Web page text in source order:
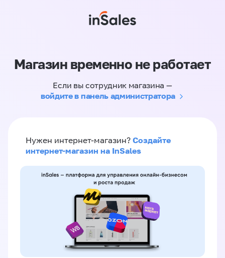
Магазин временно не работает
Если вы сотрудник магазина —
войдите в панель администратора
Нужен интернет-магазин? Создайте
интернет-магазин на InSales